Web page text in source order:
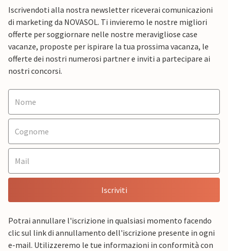
Iscrivendoti alla nostra newsletter riceverai comunicazioni
di marketing da NOVASOL. Ti invieremo le nostre migliori
offerte per soggiornare nelle nostre meravigliose case
vacanze, proposte per ispirare la tua prossima vacanza, le
offerte dei nostri numerosi partner e inviti a partecipare ai
nostri concorsi.
Iscriviti
Potrai annullare l'iscrizione in qualsiasi momento facendo
clic sul link di annullamento dell'iscrizione presente in ogni
e-mail. Utilizzeremo le tue informazioni in conformità con